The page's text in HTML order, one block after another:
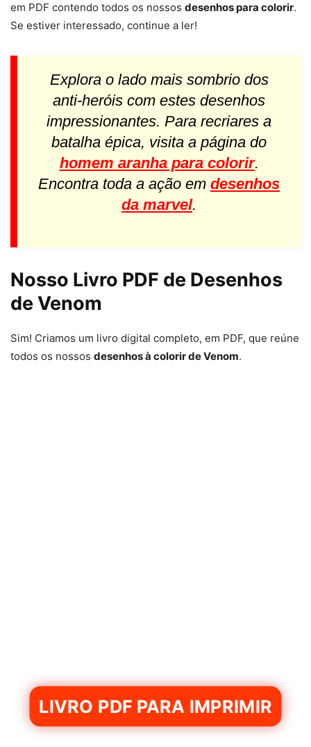
em PDF contendo todos os nossos desenhos para colorir.
Se estiver interessado, continue a ler!
Explora o lado mais sombrio dos
anti-heróis com estes desenhos
impressionantes. Para recriares a
batalha épica, visita a página do
homem aranha para colorir.
Encontra toda a ação em desenhos
da marvel.
Nosso Livro PDF de Desenhos
de Venom
Sim! Criamos um livro digital completo, em PDF, que reúne
todos os nossos desenhos à colorir de Venom.
LIVRO PDF PARA IMPRIMIR